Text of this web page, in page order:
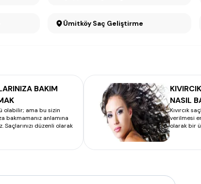
Ümitköy Saç Geliştirme
BAKIM
olabilir; ama bu sizin
bakmamanız anlamına
Saçlarınızı düzenli olarak
NASIL
Kıvırcık
verilmesi
olarak bir